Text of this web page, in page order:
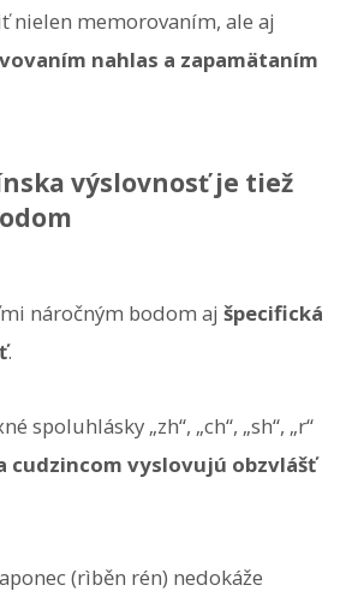
nielen memorovaním, ale aj
nahlas a zapamätaním
výslovnosť je tiež
náročným bodom aj špecifická
.
spoluhlásky „zh“, „ch“, „sh“, „r“
cudzincom vyslovujú obzvlášť
(rìběn rén) nedokáže